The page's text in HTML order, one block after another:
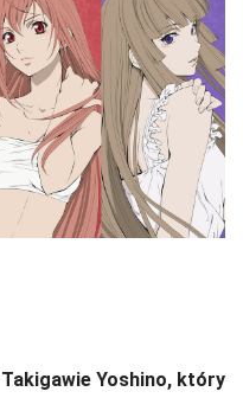
Yoshino, który